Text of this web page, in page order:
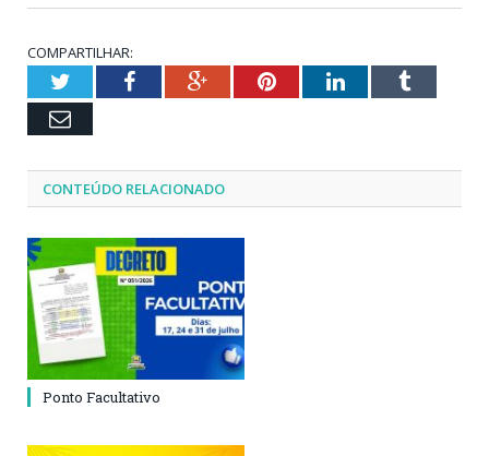
COMPARTILHAR:
TwitterFacebookGoogle+PinterestLinkedInTumblr
Email
CONTEÚDO RELACIONADO
Ponto Facultativo